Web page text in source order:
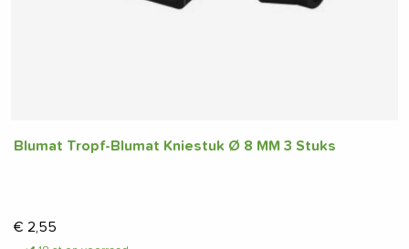
Blumat Tropf-Blumat Kniestuk Ø 8 MM 3 Stuks
€ 2,55